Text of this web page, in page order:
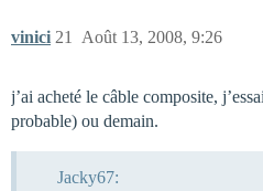
vinici Août 13, 2008, 9:26
21
j’ai acheté le câble composite,
probable) ou demain.
Jacky67: